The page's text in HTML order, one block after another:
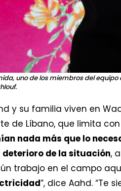
uno de los miembros del
y su familia viven en
de Líbano, que limita
nada más que lo
deterioro de la situación,
trabajo en el campo
”, dice Aahd. “Te